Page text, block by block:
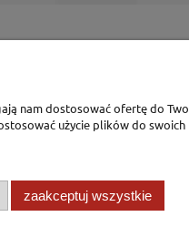
nam dostosować ofertę do
użycie plików do
zaakceptuj wszystkie